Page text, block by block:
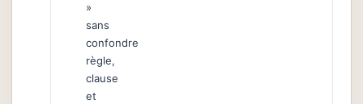
»
sans
confondre
règle,
clause
et